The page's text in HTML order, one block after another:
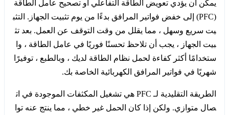
يمكن أن يؤدي تعويض الطاقة التفاعلي أو تصحيح عامل الطاقة
(PFC) إلى خفض فواتير المرافق بدءًا من يوم تثبيت الجهاز. التثب
يت سريع وسهل ، مما يقلل من وقت التوقف عن العمل. بعد تث
بيت الجهاز ، يجب أن تلاحظ تحسنًا فوريًا في عامل الطاقة ، وا
ستخدامًا أكثر كفاءة لحمل نظام الطاقة لديك ، وبالطبع ، توفيرًا
شهريًا في فواتير المرافق الكهربائية الخاصة بك.
الطريقة التقليدية لـ PFC هي تشغيل المكثفات الموجودة في ات
صال متوازي. ولكن إذا كان الحمل غير خطي ، مما ينتج عنه توا